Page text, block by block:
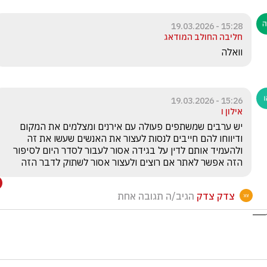
15:28 - 19.03.2026
חליבה החולב המודאג
וואלה
15:26 - 19.03.2026
אילון ו
הזה אפשר לאתר אם רוצים ולעצור אסור לשתוק לדבר הזה
צדק צדק הגיב/ה תגובה אחת